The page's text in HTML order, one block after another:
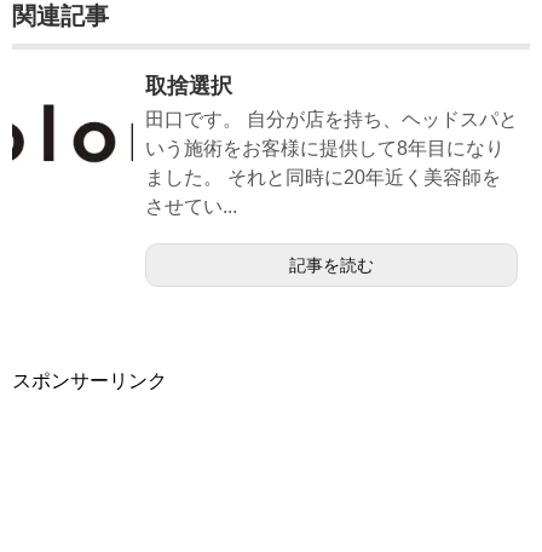
関連記事
取捨選択
田口です。 自分が店を持ち、ヘッドスパと
いう施術をお客様に提供して8年目になり
ました。 それと同時に20年近く美容師を
させてい...
記事を読む
スポンサーリンク